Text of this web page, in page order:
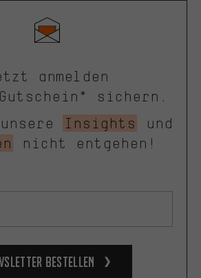
anmelden
sichern.
Insights
und
nicht entgehen!
bestellen